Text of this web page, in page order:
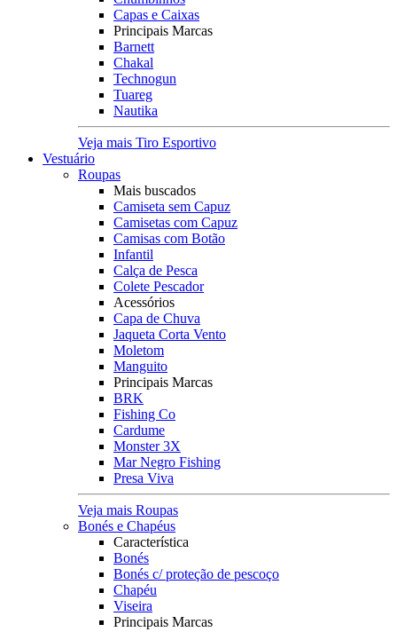
Capas e Caixas
Principais Marcas
Barnett
Chakal
Technogun
Tuareg
Nautika
Veja mais Tiro Esportivo
Vestuário
Roupas
Mais buscados
Camiseta sem Capuz
Camisetas com Capuz
Camisas com Botão
Infantil
Calça de Pesca
Colete Pescador
Acessórios
Capa de Chuva
Jaqueta Corta Vento
Moletom
Manguito
Principais Marcas
BRK
Fishing Co
Cardume
Monster 3X
Mar Negro Fishing
Presa Viva
Veja mais Roupas
Bonés e Chapéus
Característica
Bonés
Bonés c/ proteção de pescoço
Chapéu
Viseira
Principais Marcas